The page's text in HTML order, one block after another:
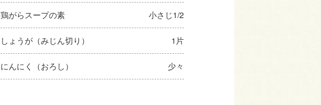
鶏がらスープの素 小さじ1/2
しょうが（みじん切り） 1片
にんにく（おろし） 少々